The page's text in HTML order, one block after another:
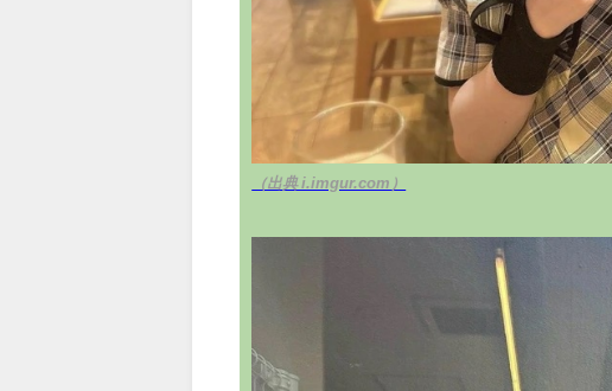
（出典 i.imgur.com）